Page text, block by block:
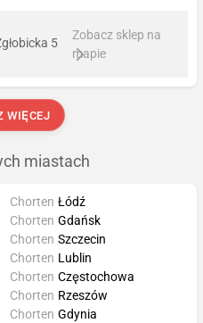
5
Zobacz sklep na
mapie
WIĘCEJ
miastach
Chorten Łódź
Chorten Gdańsk
Chorten Szczecin
Chorten Lublin
Chorten Częstochowa
Chorten Rzeszów
Chorten Gdynia